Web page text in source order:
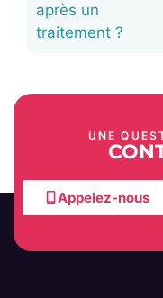
après un
traitement ?
UNE
Appelez-nous